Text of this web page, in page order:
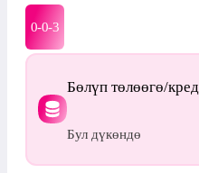
0-0-3
Бөлүп төлөөгө/
Бул дүкөндө